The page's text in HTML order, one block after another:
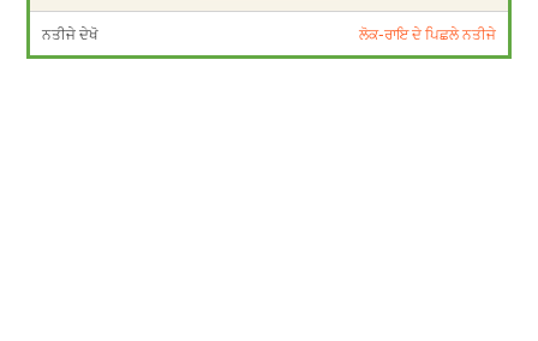
ਨਤੀਜੇ ਦੇਖੋ ਲੋਕ-ਰਾਇ ਦੇ ਪਿਛਲੇ ਨਤੀਜੇ